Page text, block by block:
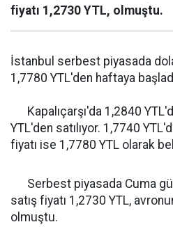
fiyatı 1,2730 YTL, olmuştu.
İstanbul serbest piyasada
1,7780 YTL'den haftaya
Kapalıçarşı'da 1,2840
YTL'den satılıyor. 1,7740
fiyatı ise 1,7780 YTL olarak
Serbest piyasada Cuma
satış fiyatı 1,2730 YTL,
olmuştu.